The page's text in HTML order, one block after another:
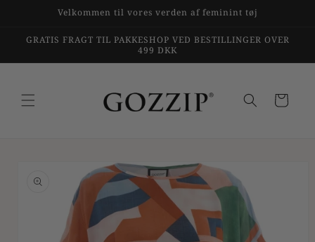
Velkommen til vores verden af feminint tøj
GRATIS FRAGT TIL PAKKESHOP VED BESTILLINGER OVER
499 DKK
Indkøbskurv